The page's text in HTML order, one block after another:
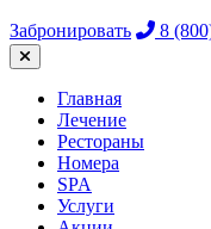
Забронировать 8
Главная
Лечение
Рестораны
Номера
SPA
Услуги